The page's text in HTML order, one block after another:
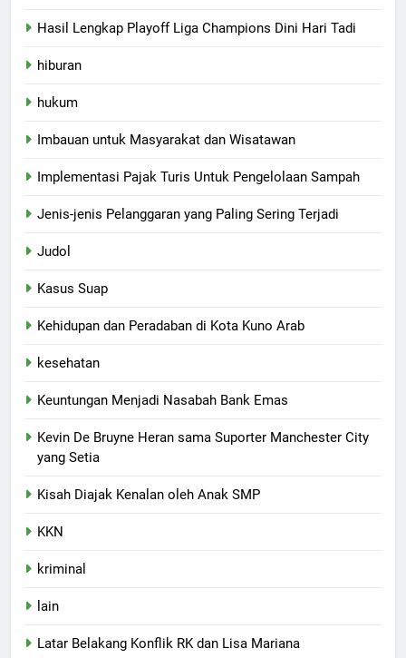
Hasil Lengkap Playoff Liga Champions Dini Hari Tadi
hiburan
hukum
Imbauan untuk Masyarakat dan Wisatawan
Implementasi Pajak Turis Untuk Pengelolaan Sampah
Jenis-jenis Pelanggaran yang Paling Sering Terjadi
Judol
Kasus Suap
Kehidupan dan Peradaban di Kota Kuno Arab
kesehatan
Keuntungan Menjadi Nasabah Bank Emas
Kevin De Bruyne Heran sama Suporter Manchester City
yang Setia
Kisah Diajak Kenalan oleh Anak SMP
KKN
kriminal
lain
Latar Belakang Konflik RK dan Lisa Mariana